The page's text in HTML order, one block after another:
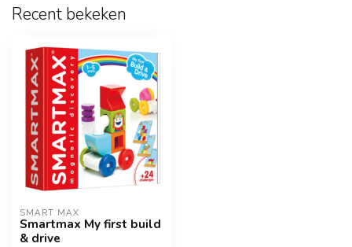
Recent bekeken
SMART MAX
Smartmax My first build
& drive